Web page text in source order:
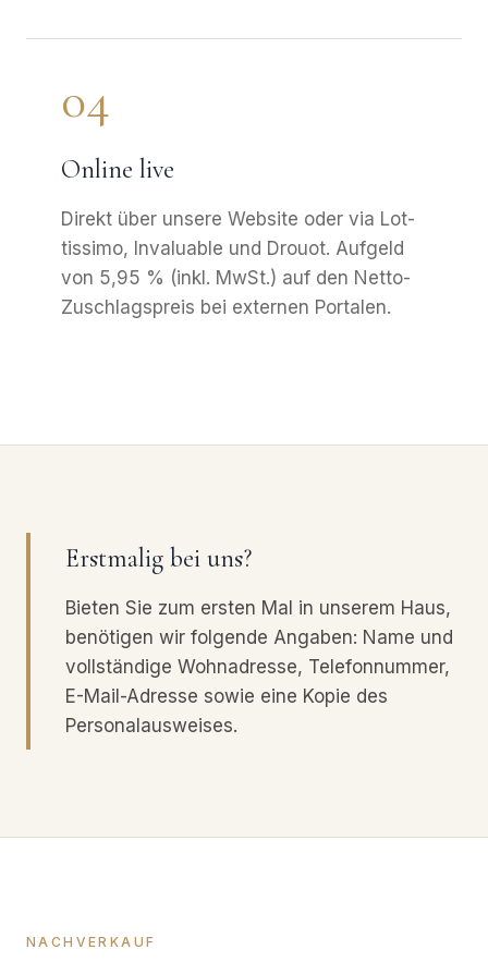
04
Online live
Direkt über unsere Website oder via Lot-
tissimo, Invaluable und Drouot. Aufgeld
von 5,95 % (inkl. MwSt.) auf den Netto-
Zuschlagspreis bei externen Portalen.
Erstmalig bei uns?
Bieten Sie zum ersten Mal in unserem Haus,
benötigen wir folgende Angaben: Name und
vollständige Wohnadresse, Telefonnummer,
E-Mail-Adresse sowie eine Kopie des
Personalausweises.
NACHVERKAUF